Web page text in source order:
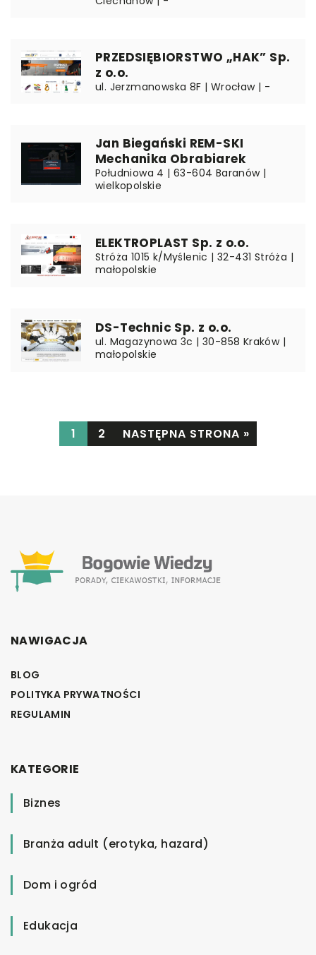
PRZEDSIĘBIORSTWO „HAK” Sp.
z o.o.
ul. Jerzmanowska 8F | Wrocław | -
Jan Biegański REM-SKI
Mechanika Obrabiarek
Południowa 4 | 63-604 Baranów |
wielkopolskie
ELEKTROPLAST Sp. z o.o.
Stróża 1015 k/Myślenic | 32-431 Stróża |
małopolskie
DS-Technic Sp. z o.o.
ul. Magazynowa 3c | 30-858 Kraków |
małopolskie
1 2 NASTĘPNA STRONA »
NAWIGACJA
BLOG
POLITYKA PRYWATNOŚCI
REGULAMIN
KATEGORIE
Biznes
Branża adult (erotyka, hazard)
Dom i ogród
Edukacja